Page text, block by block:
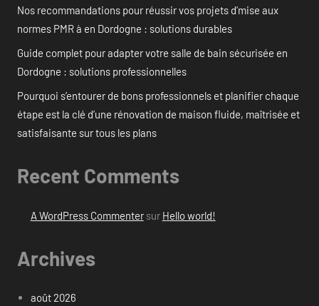
Nos recommandations pour réussir vos projets d’mise aux
normes PMR à en Dordogne : solutions durables
Guide complet pour adapter votre salle de bain sécurisée en
Dordogne : solutions professionnelles
Pourquoi s’entourer de bons professionnels et planifier chaque
étape est la clé d’une rénovation de maison fluide, maîtrisée et
satisfaisante sur tous les plans
Recent Comments
A WordPress Commentersur Hello world!
Archives
août 2026